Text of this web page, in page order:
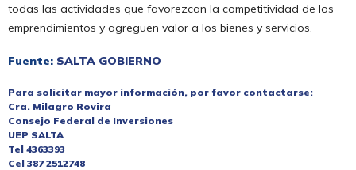
todas las actividades que favorezcan la competitividad de los
emprendimientos y agreguen valor a los bienes y servicios.
Fuente: SALTA GOBIERNO
Para solicitar mayor información, por favor contactarse:
Cra. Milagro Rovira
Consejo Federal de Inversiones
UEP SALTA
Tel 4363393
Cel 387 2512748